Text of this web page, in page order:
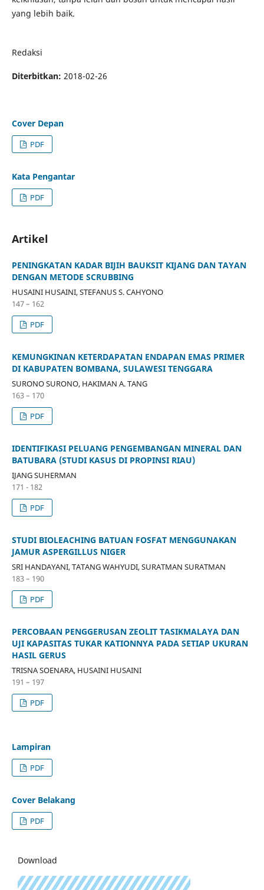
yang lebih baik.
Redaksi
Diterbitkan: 2018-02-26
Cover Depan
PDF
Kata Pengantar
PDF
Artikel
PENINGKATAN KADAR BIJIH BAUKSIT KIJANG DAN TAYAN
DENGAN METODE SCRUBBING
HUSAINI HUSAINI, STEFANUS S. CAHYONO
147 – 162
PDF
KEMUNGKINAN KETERDAPATAN ENDAPAN EMAS PRIMER
DI KABUPATEN BOMBANA, SULAWESI TENGGARA
SURONO SURONO, HAKIMAN A. TANG
163 – 170
PDF
IDENTIFIKASI PELUANG PENGEMBANGAN MINERAL DAN
BATUBARA (STUDI KASUS DI PROPINSI RIAU)
IJANG SUHERMAN
171 - 182
PDF
STUDI BIOLEACHING BATUAN FOSFAT MENGGUNAKAN
JAMUR ASPERGILLUS NIGER
SRI HANDAYANI, TATANG WAHYUDI, SURATMAN SURATMAN
183 – 190
PDF
PERCOBAAN PENGGERUSAN ZEOLIT TASIKMALAYA DAN
UJI KAPASITAS TUKAR KATIONNYA PADA SETIAP UKURAN
HASIL GERUS
TRISNA SOENARA, HUSAINI HUSAINI
191 – 197
PDF
Lampiran
PDF
Cover Belakang
PDF
Download